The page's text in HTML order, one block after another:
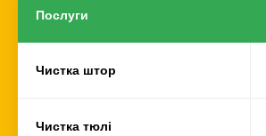
Послуги
Чистка штор
Чистка тюлі